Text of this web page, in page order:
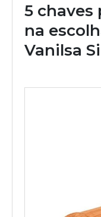
5
na
Vanilsa